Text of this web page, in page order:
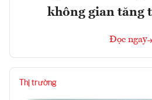
không gian tăng
Đọc ngay
Thị trường